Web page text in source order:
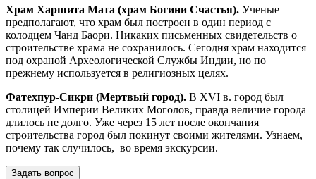
Храм Харшита Мата (храм Богини Счастья). Ученые
предполагают, что храм был построен в один период с
колодцем Чанд Баори. Никаких письменных свидетельств о
строительстве храма не сохранилось. Сегодня храм находится
под охраной Археологической Службы Индии, но по
прежнему используется в религиозных целях.
Фатехпур-Сикри (Мертвый город). В XVI в. город был
столицей Империи Великих Моголов, правда величие города
длилось не долго. Уже через 15 лет после окончания
строительства город был покинут своими жителями. Узнаем,
почему так случилось, во время экскурсии.
Задать вопрос